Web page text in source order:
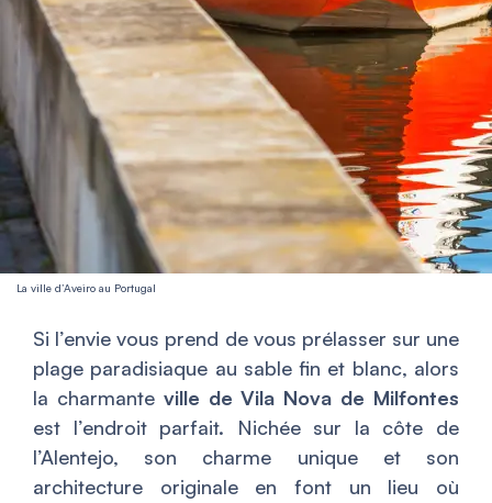
La ville d’Aveiro au Portugal
Si l’envie vous prend de vous prélasser sur une
plage paradisiaque au sable fin et blanc, alors
la charmante ville de Vila Nova de Milfontes
est l’endroit parfait. Nichée sur la côte de
l’Alentejo, son charme unique et son
architecture originale en font un lieu où